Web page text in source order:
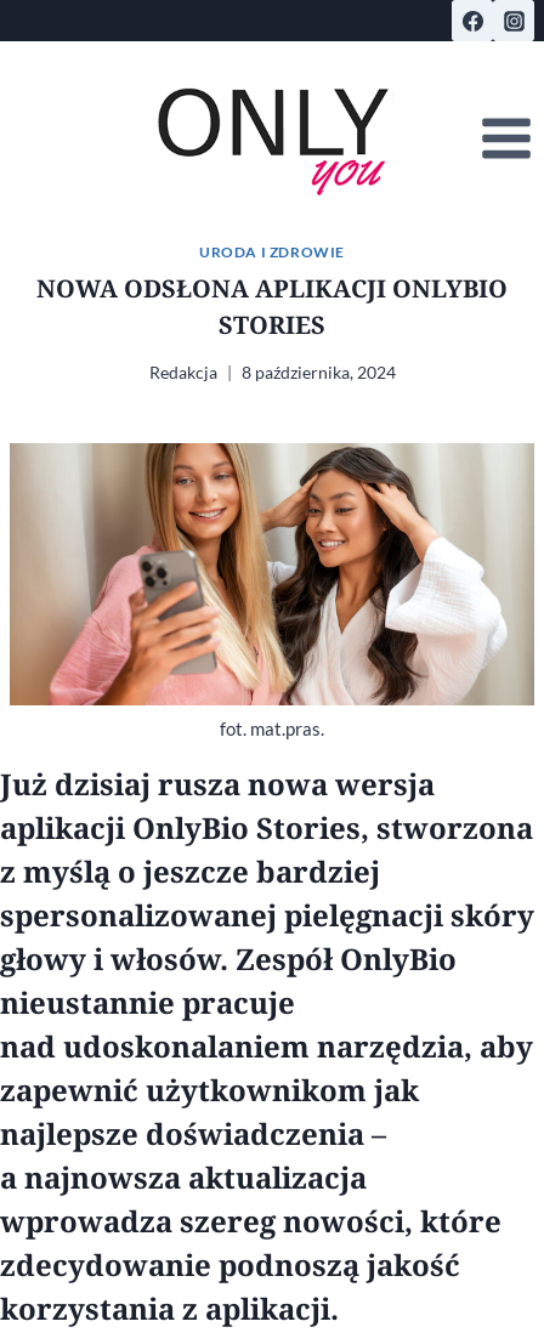
do
URODA I ZDROWIE
NOWA ODSŁONA APLIKACJI ONLYBIO
STORIES
Redakcja 8 października, 2024
fot. mat.pras.
Już dzisiaj rusza nowa wersja
aplikacji OnlyBio Stories, stworzona
z myślą o jeszcze bardziej
spersonalizowanej pielęgnacji skóry
głowy i włosów. Zespół OnlyBio
nieustannie pracuje
nad udoskonalaniem narzędzia, aby
zapewnić użytkownikom jak
najlepsze doświadczenia –
a najnowsza aktualizacja
wprowadza szereg nowości, które
zdecydowanie podnoszą jakość
korzystania z aplikacji.